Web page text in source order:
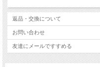
返品・交換について
お問い合わせ
友達にメールですすめる